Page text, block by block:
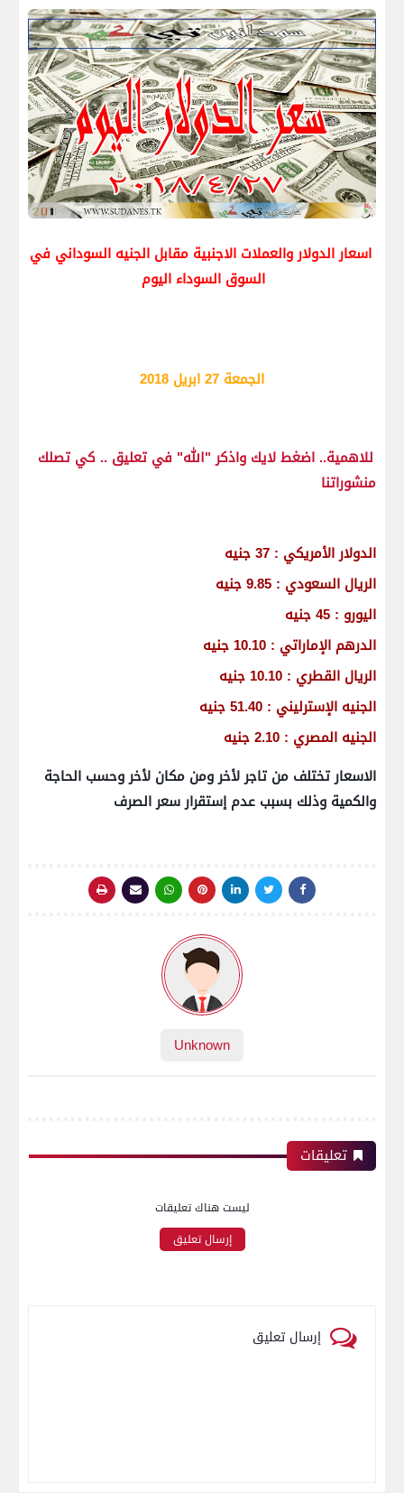
اسعار الدولار والعملات الاجنبية مقابل الجنيه السوداني في
السوق السوداء اليوم
الجمعة 27 ابريل 2018
للاهمية.. اضغط لايك واذكر "الله" في تعليق .. كي تصلك
منشوراتنا
الدولار الأمريكي : 37 جنيه
الريال السعودي : 9.85 جنيه
اليورو : 45 جنيه
الدرهم الإماراتي : 10.10 جنيه
الريال القطري : 10.10 جنيه
الجنيه الإسترليني : 51.40 جنيه
الجنيه المصري : 2.10 جنيه
الاسعار تختلف من تاجر لأخر ومن مكان لأخر وحسب الحاجة
والكمية وذلك بسبب عدم إستقرار سعر الصرف
Unknown
تعليقات
ليست هناك تعليقات
إرسال تعليق
إرسال تعليق